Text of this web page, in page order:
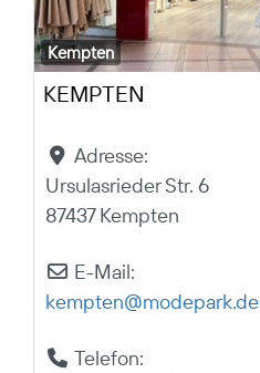
Kempten
KEMPTEN
Adresse:
Ursulasrieder Str. 6
87437 Kempten
E-Mail:
kempten@modepark.de
Telefon: